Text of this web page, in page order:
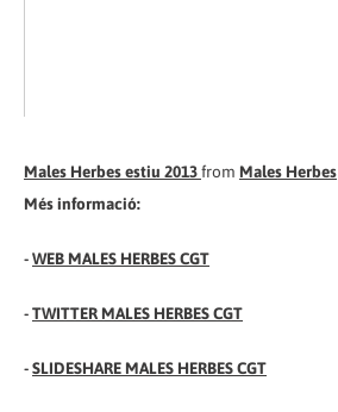
Males Herbes estiu 2013from Males Herbes
Més informació:
-WEB MALES HERBES CGT
-TWITTER MALES HERBES CGT
-SLIDESHARE MALES HERBES CGT